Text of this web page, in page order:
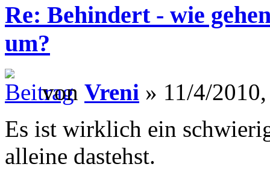
Re: Behindert - wie
um?
von Vreni » 11/4/
Es ist wirklich ein
alleine dastehst.